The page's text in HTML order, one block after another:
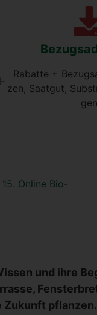
Rabat­te +
zen, Saat­gut,
gen
und ihre
Zukunft pflan­zen.